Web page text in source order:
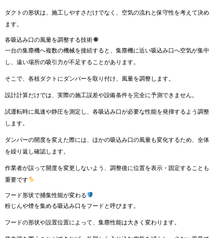
ダクトの形状は、施工しやすさだけでなく、空気の流れと保守性を考えて決め
ます。
各吸込み口の風量を調整する技術
一台の集塵機へ複数の機械を接続すると、集塵機に近い吸込み口へ空気が集中
し、遠い場所の吸引力が不足することがあります。
そこで、各枝ダクトにダンパーを取り付け、風量を調整します。
設計計算だけでは、実際の施工誤差や設備条件を完全に予測できません。
試運転時に風速や静圧を測定し、各吸込み口が必要な性能を発揮するよう調整
します。
ダンパーの開度を変えた際には、ほかの吸込み口の風量も変化するため、全体
を繰り返し確認します。
作業者が誤って開度を変更しないよう、調整後に位置を表示・固定することも
重要です
フード形状で捕集性能が変わる
粉じんや煙を集める吸込み口をフードと呼びます。
フードの形状や設置位置によって、集塵性能は大きく変わります。